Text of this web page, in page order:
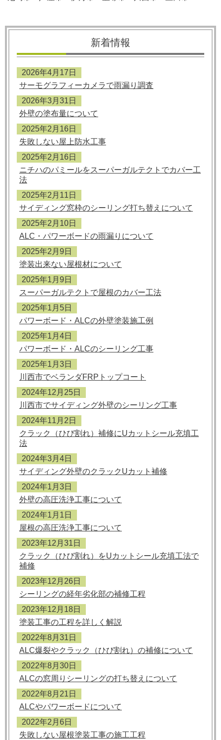
新着情報
2026年4月17日
サーモグラフィーカメラで雨漏り調査
2026年3月31日
外壁の塗布量について
2025年2月16日
失敗しない屋上防水工事
2025年2月16日
ニチハのパミールをスーパーガルテクトでカバー工
法
2025年2月11日
サイディング窓枠のシーリング打ち替えについて
2025年2月10日
ALC・パワーボードの雨漏りについて
2025年2月9日
塗装出来ない屋根材について
2025年1月9日
スーパーガルテクトで屋根のカバー工法
2025年1月5日
パワーボード・ALCの外壁塗装施工例
2025年1月4日
パワーボード・ALCのシーリング工事
2025年1月3日
川西市でベランダFRPトップコート
2024年12月25日
川西市でサイディング外壁のシーリング工事
2024年11月2日
クラック（ひび割れ）補修にUカットシール充填工
法
2024年3月4日
サイディング外壁のクラックUカット補修
2024年1月3日
外壁の高圧洗浄工事について
2024年1月1日
屋根の高圧洗浄工事について
2023年12月31日
クラック（ひび割れ）をUカットシール充填工法で
補修
2023年12月26日
シーリングの経年劣化部の補修工程
2023年12月18日
塗装工事の工程を詳しく解説
2022年8月31日
ALC爆裂やクラック（ひび割れ）の補修について
2022年8月30日
ALCの窓周りシーリングの打ち替えについて
2022年8月21日
ALCやパワーボードについて
2022年2月6日
失敗しない屋根塗装工事の施工工程